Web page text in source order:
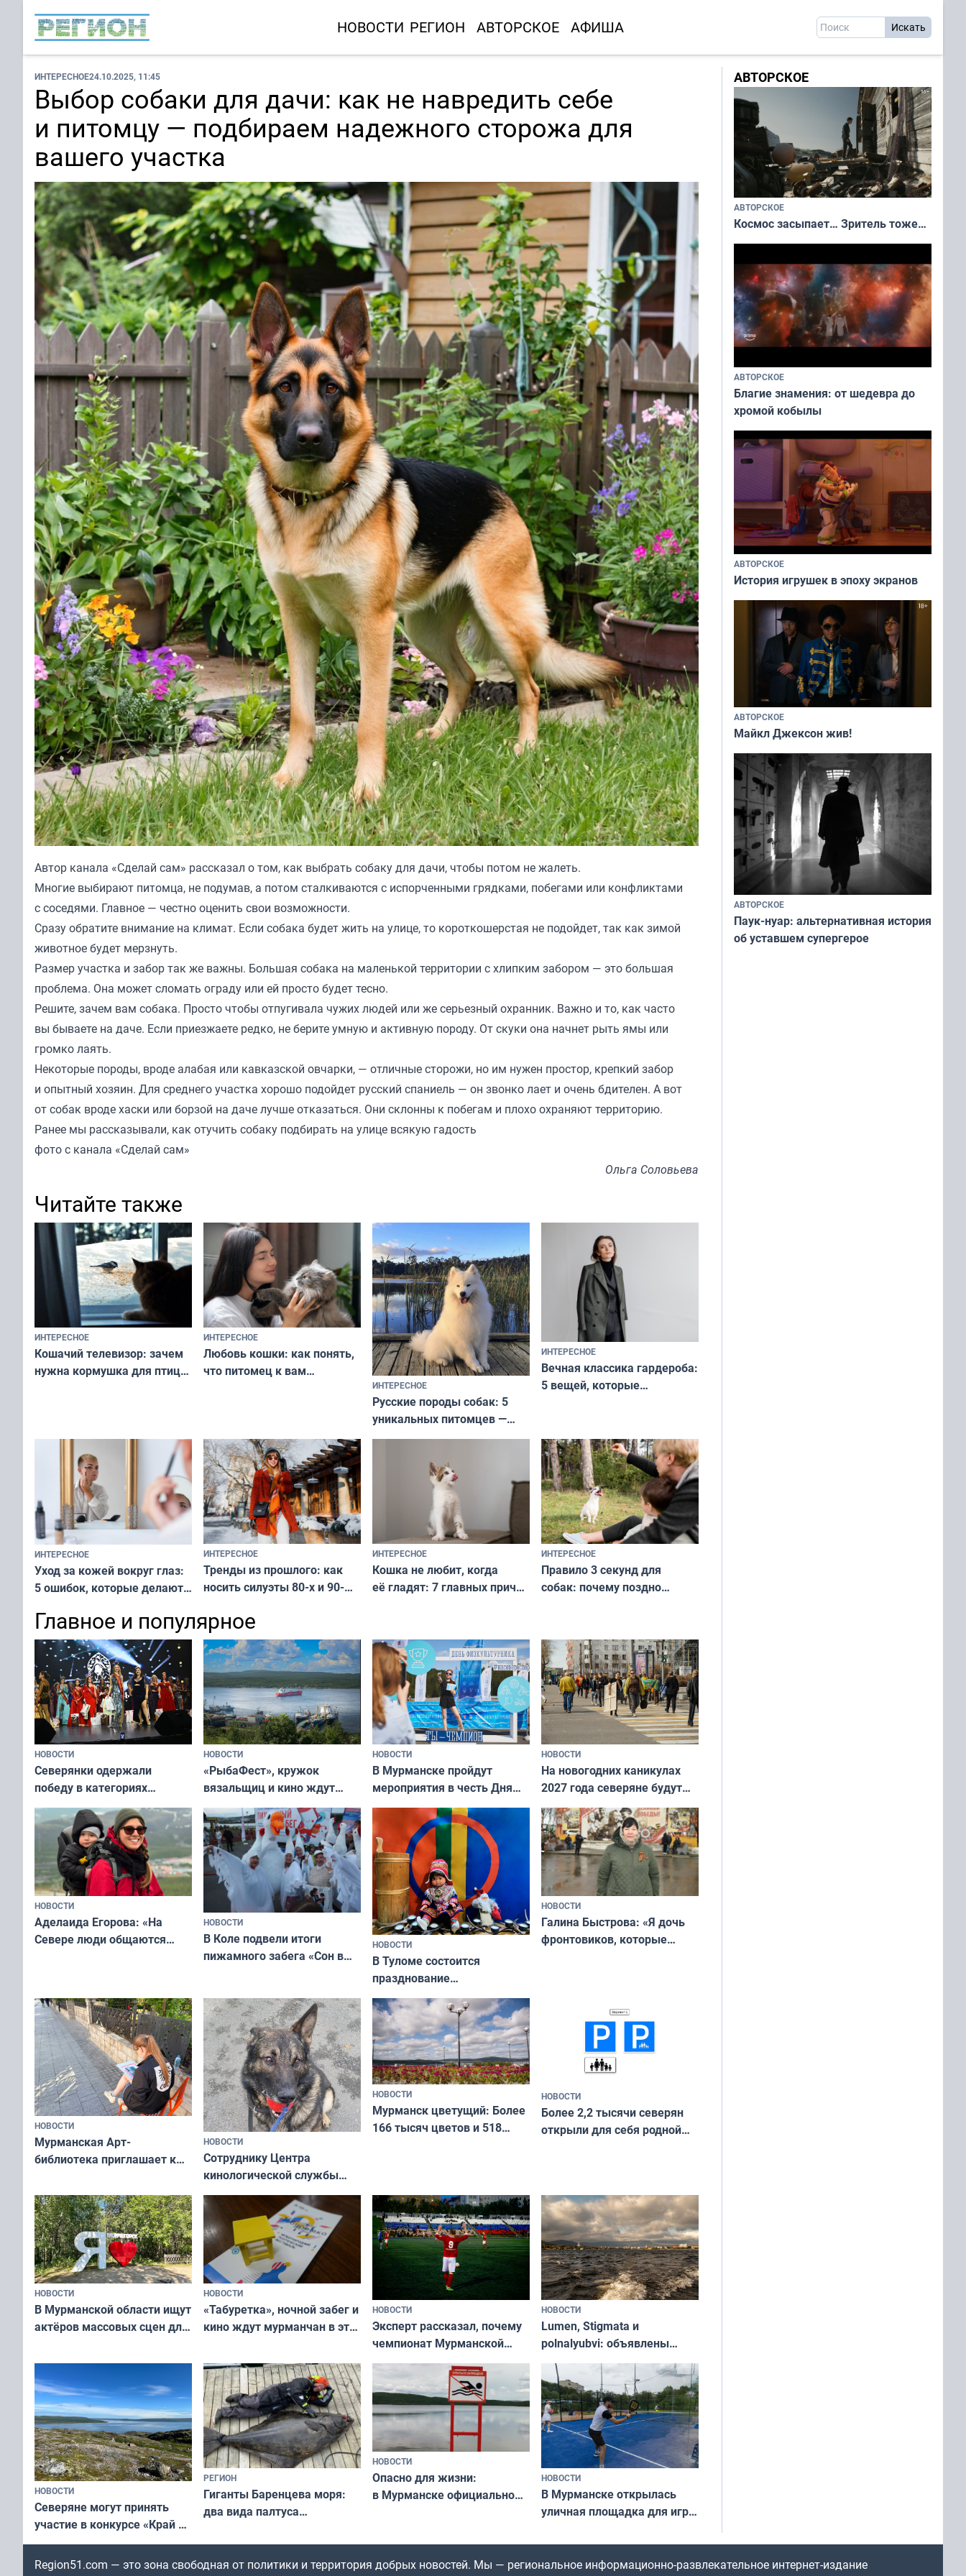
НОВОСТИ РЕГИОН АВТОРСКОЕ АФИША
ИНТЕРЕСНОЕ24.10.2025, 11:45
Выбор собаки для дачи: как не навредить себе
и питомцу — подбираем надежного сторожа для
вашего участка
Автор канала «Сделай сам» рассказал о том, как выбрать собаку для дачи, чтобы потом не жалеть.
Многие выбирают питомца, не подумав, а потом сталкиваются с испорченными грядками, побегами или конфликтами
с соседями. Главное — честно оценить свои возможности.
Сразу обратите внимание на климат. Если собака будет жить на улице, то короткошерстая не подойдет, так как зимой
животное будет мерзнуть.
Размер участка и забор так же важны. Большая собака на маленькой территории с хлипким забором — это большая
проблема. Она может сломать ограду или ей просто будет тесно.
Решите, зачем вам собака. Просто чтобы отпугивала чужих людей или же серьезный охранник. Важно и то, как часто
вы бываете на даче. Если приезжаете редко, не берите умную и активную породу. От скуки она начнет рыть ямы или
громко лаять.
Некоторые породы, вроде алабая или кавказской овчарки, — отличные сторожи, но им нужен простор, крепкий забор
и опытный хозяин. Для среднего участка хорошо подойдет русский спаниель — он звонко лает и очень бдителен. А вот
от собак вроде хаски или борзой на даче лучше отказаться. Они склонны к побегам и плохо охраняют территорию.
Ранее мы рассказывали, как отучить собаку подбирать на улице всякую гадость
фото с канала «Сделай сам»
Ольга Соловьева
Читайте также
ИНТЕРЕСНОЕ
Кошачий телевизор: зачем
нужна кормушка для птиц
ИНТЕРЕСНОЕ
Любовь кошки: как понять,
что питомец к вам
ИНТЕРЕСНОЕ
Русские породы собак: 5
уникальных питомцев —
национальные сокровища
и характером
ИНТЕРЕСНОЕ
Вечная классика гардероба:
5 вещей, которые
и актуально в любой сезон
ИНТЕРЕСНОЕ
Уход за кожей вокруг глаз:
5 ошибок, которые делают
и вернуть свежий взгляд
без дорогих средств
ИНТЕРЕСНОЕ
Тренды из прошлого: как
носить силуэты 80-х и 90-
современно и стильно без
переплат
ИНТЕРЕСНОЕ
Кошка не любит, когда
её гладят: 7 главных причин
независимому питомцу
ИНТЕРЕСНОЕ
Правило 3 секунд для
собак: почему поздно
питомцу всё сразу и без
криков
Главное и популярное
НОВОСТИ
Северянки одержали
победу в категориях
всероссийского конкурса
«Мисс и Миссис Великая
Русь»
НОВОСТИ
«РыбаФест», кружок
вязальщиц и кино ждут
мурманчан в эти выходные
НОВОСТИ
В Мурманске пройдут
мероприятия в честь Дня
физкультурника
НОВОСТИ
На новогодних каникулах
2027 года северяне будут
отдыхать 11 дней
НОВОСТИ
Аделаида Егорова: «На
Севере люди общаются
НОВОСТИ
В Коле подвели итоги
пижамного забега «Сон в
НОВОСТИ
В Туломе состоится
празднование
Международного дня
коренных народов мира
НОВОСТИ
Галина Быстрова: «Я дочь
фронтовиков, которые
НОВОСТИ
Мурманская Арт-
библиотека приглашает к
и фотографов
НОВОСТИ
Сотруднику Центра
кинологической службы
ищут новый дом
НОВОСТИ
Мурманск цветущий: Более
166 тысяч цветов и 518
НОВОСТИ
Более 2,2 тысячи северян
открыли для себя родной
НОВОСТИ
В Мурманской области ищут
актёров массовых сцен для
короткометражном фильме
НОВОСТИ
«Табуретка», ночной забег и
кино ждут мурманчан в эти
НОВОСТИ
Эксперт рассказал, почему
чемпионат Мурманской
области по футболу остался
незамеченным
НОВОСТИ
Lumen, Stigmata и
polnalyubvi: объявлены
хедлайнеры фестиваля
«Имандра» в 2026 года
НОВОСТИ
Северяне могут принять
участие в конкурсе «Край у
северной границы: фотогид
по Печенгскому округу»
РЕГИОН
Гиганты Баренцева моря:
два вида палтуса
НОВОСТИ
Опасно для жизни:
в Мурманске официально
НОВОСТИ
В Мурманске открылась
уличная площадка для игры
АВТОРСКОЕ
АВТОРСКОЕ
Космос засыпает… Зритель тоже…
АВТОРСКОЕ
Благие знамения: от шедевра до
хромой кобылы
АВТОРСКОЕ
История игрушек в эпоху экранов
АВТОРСКОЕ
Майкл Джексон жив!
АВТОРСКОЕ
Паук-нуар: альтернативная история
об уставшем супергерое
Region51.com — это зона свободная от политики и территория добрых новостей. Мы — региональное информационно-развлекательное интернет-издание